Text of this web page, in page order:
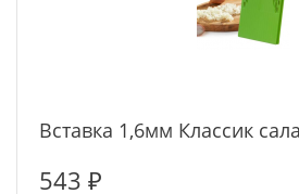
Вставка 1,6мм Классик
543 ₽